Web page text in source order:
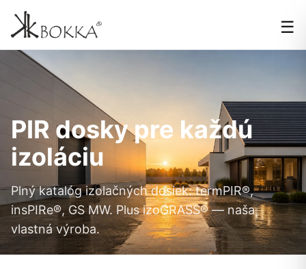
☰
PIR dosky pre každú
izoláciu
Plný katalóg izolačných dosiek: termPIR®,
insPIRe®, GS MW. Plus izoGRASS® — naša
vlastná výroba.